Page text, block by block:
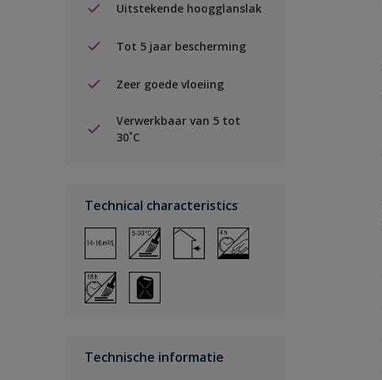
Uitstekende hoogglanslak
Tot 5 jaar bescherming
Zeer goede vloeiing
Verwerkbaar van 5 tot
30˚C
Technical characteristics
Technische informatie